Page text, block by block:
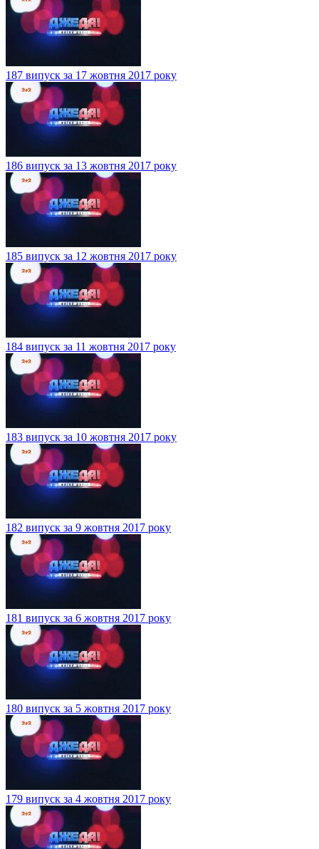
187 випуск за 17 жовтня 2017 року
186 випуск за 13 жовтня 2017 року
185 випуск за 12 жовтня 2017 року
184 випуск за 11 жовтня 2017 року
183 випуск за 10 жовтня 2017 року
182 випуск за 9 жовтня 2017 року
181 випуск за 6 жовтня 2017 року
180 випуск за 5 жовтня 2017 року
179 випуск за 4 жовтня 2017 року